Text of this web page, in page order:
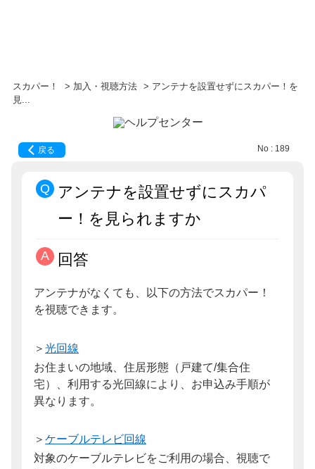
スカパー！ > 加入・視聴方法 > アンテナを設置せずにスカパー！を
見...
戻る No : 189
アンテナを設置せずにスカパ
ー！を見られますか
回答
アンテナがなくても、以下の方法でスカパー！
を視聴できます。
＞光回線
お住まいの地域、住居形態（戸建て/集合住
宅）、利用する光回線により、お申込み手順が
異なります。
＞ケーブルテレビ回線
対象のケーブルテレビをご利用の場合、視聴で